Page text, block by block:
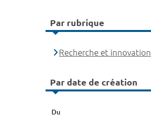
Par rubrique
Recherche et innovation
Par date de création
Du